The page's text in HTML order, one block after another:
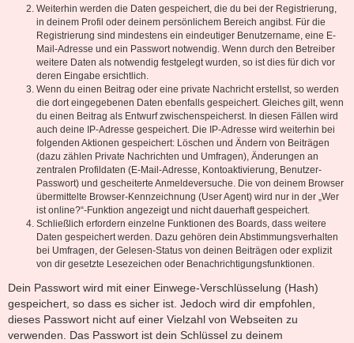
Weiterhin werden die Daten gespeichert, die du bei der Registrierung,
in deinem Profil oder deinem persönlichem Bereich angibst. Für die
Registrierung sind mindestens ein eindeutiger Benutzername, eine E-
Mail-Adresse und ein Passwort notwendig. Wenn durch den Betreiber
weitere Daten als notwendig festgelegt wurden, so ist dies für dich vor
deren Eingabe ersichtlich.
Wenn du einen Beitrag oder eine private Nachricht erstellst, so werden
die dort eingegebenen Daten ebenfalls gespeichert. Gleiches gilt, wenn
du einen Beitrag als Entwurf zwischenspeicherst. In diesen Fällen wird
auch deine IP-Adresse gespeichert. Die IP-Adresse wird weiterhin bei
folgenden Aktionen gespeichert: Löschen und Ändern von Beiträgen
(dazu zählen Private Nachrichten und Umfragen), Änderungen an
zentralen Profildaten (E-Mail-Adresse, Kontoaktivierung, Benutzer-
Passwort) und gescheiterte Anmeldeversuche. Die von deinem Browser
übermittelte Browser-Kennzeichnung (User Agent) wird nur in der „Wer
ist online?“-Funktion angezeigt und nicht dauerhaft gespeichert.
Schließlich erfordern einzelne Funktionen des Boards, dass weitere
Daten gespeichert werden. Dazu gehören dein Abstimmungsverhalten
bei Umfragen, der Gelesen-Status von deinen Beiträgen oder explizit
von dir gesetzte Lesezeichen oder Benachrichtigungsfunktionen.
Dein Passwort wird mit einer Einwege-Verschlüsselung (Hash)
gespeichert, so dass es sicher ist. Jedoch wird dir empfohlen,
dieses Passwort nicht auf einer Vielzahl von Webseiten zu
verwenden. Das Passwort ist dein Schlüssel zu deinem